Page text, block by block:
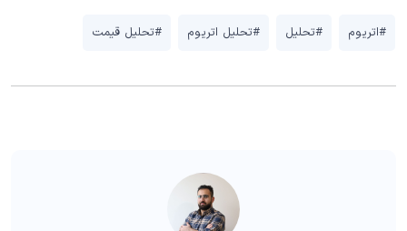
#اتریوم #تحلیل #تحلیل اتریوم #تحلیل قیمت